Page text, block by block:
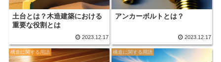
土台とは？木造建築における
重要な役割とは
2023.12.17
アンカーボルトとは？
2023.12.17
構造に関する用語 構造に関する用語